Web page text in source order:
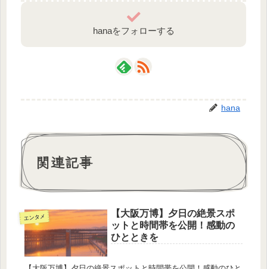
hanaをフォローする
hana
関連記事
エンタメ
【大阪万博】夕日の絶景スポ
ットと時間帯を公開！感動の
ひとときを